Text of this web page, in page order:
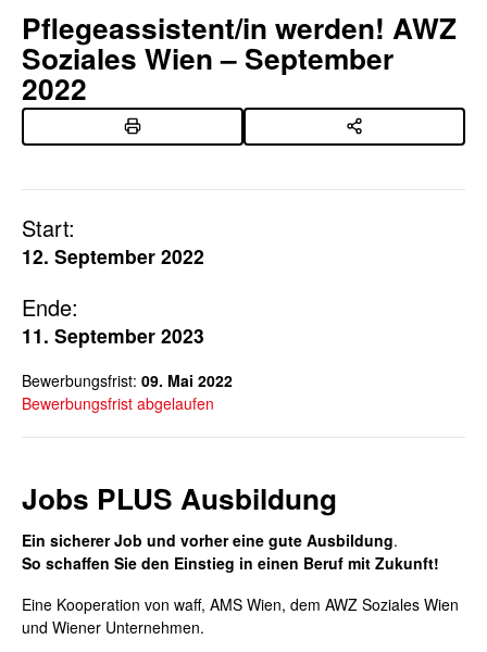
Pflegeassistent/in werden! AWZ
Soziales Wien – September
2022
Start:
12. September 2022
Ende:
11. September 2023
Bewerbungsfrist: 09. Mai 2022
Bewerbungsfrist abgelaufen
Jobs PLUS Ausbildung
Ein sicherer Job und vorher eine gute Ausbildung.
So schaffen Sie den Einstieg in einen Beruf mit Zukunft!
Eine Kooperation von waff, AMS Wien, dem AWZ Soziales Wien
und Wiener Unternehmen.